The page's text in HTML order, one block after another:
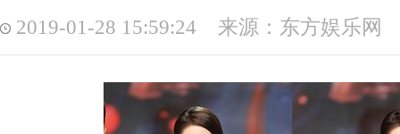
2019-01-28 15:59:24 来源：东方娱乐网